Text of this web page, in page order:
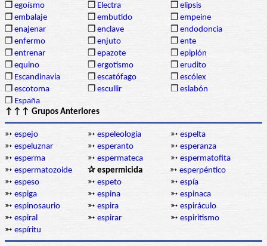
❒ egoísmo ❒ Electra ❒ elipsis
❒ embalaje ❒ embutido ❒ empeine
❒ enajenar ❒ enclave ❒ endodoncia
❒ enfermo ❒ enjuto ❒ ente
❒ entrenar ❒ epazote ❒ epiplón
❒ equino ❒ ergotismo ❒ erudito
❒ Escandinavia ❒ escatófago ❒ escólex
❒ escotoma ❒ escullir ❒ eslabón
❒ España
↑↑↑ Grupos Anteriores
➳ espejo ➳ espeleología ➳ espelta
➳ espeluznar ➳ esperanto ➳ esperanza
➳ esperma ➳ espermateca ➳ espermatofita
➳ espermatozoide ✰ espermicida ➳ esperpéntico
➳ espeso ➳ espeto ➳ espía
➳ espiga ➳ espina ➳ espinaca
➳ espinosaurio ➳ espira ➳ espiráculo
➳ espiral ➳ espirar ➳ espiritismo
➳ espíritu